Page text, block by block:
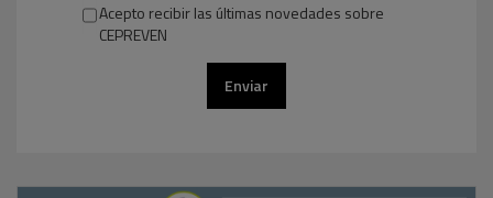
Acepto recibir las últimas novedades sobre
CEPREVEN